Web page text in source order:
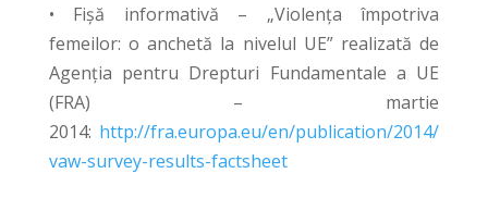
• Fișă informativă – „Violența împotriva
femeilor: o anchetă la nivelul UE” realizată de
Agenția pentru Drepturi Fundamentale a UE
(FRA) – martie
2014: http://fra.europa.eu/en/publication/2014/
vaw-survey-results-factsheet